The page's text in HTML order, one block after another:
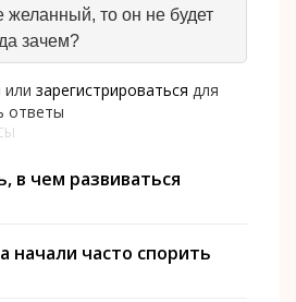
желанный, то он не будет
зачем?
или зарегистрироваться для
ответы
в чем развиваться
начали часто спорить